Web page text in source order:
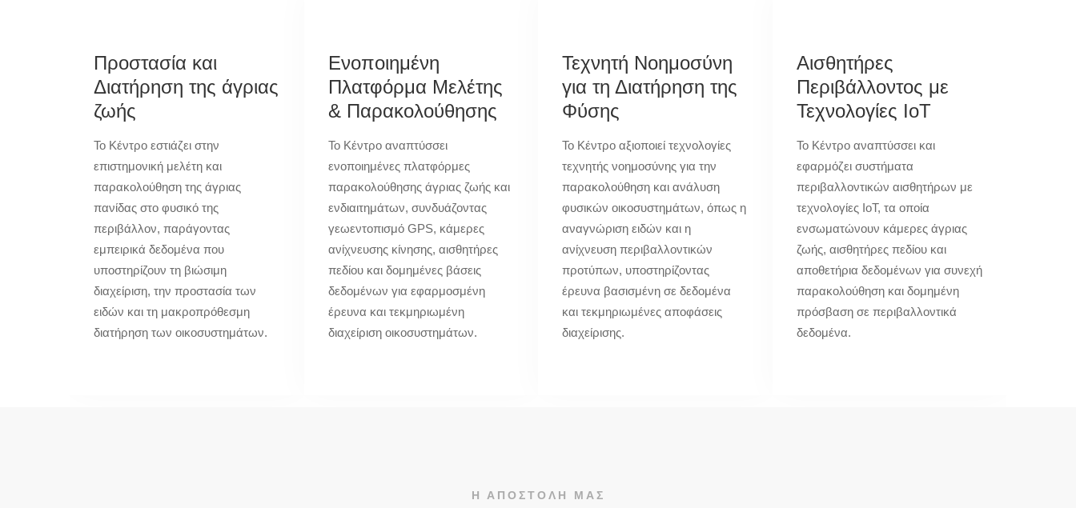
Προστασία και
Διατήρηση της άγριας
ζωής
Το Κέντρο εστιάζει στην
επιστημονική μελέτη και
παρακολούθηση της άγριας
πανίδας στο φυσικό της
περιβάλλον, παράγοντας
εμπειρικά δεδομένα που
υποστηρίζουν τη βιώσιμη
διαχείριση, την προστασία των
ειδών και τη μακροπρόθεσμη
διατήρηση των οικοσυστημάτων.
Ενοποιημένη
Πλατφόρμα Μελέτης
& Παρακολούθησης
Το Κέντρο αναπτύσσει
ενοποιημένες πλατφόρμες
παρακολούθησης άγριας ζωής και
ενδιαιτημάτων, συνδυάζοντας
γεωεντοπισμό GPS, κάμερες
ανίχνευσης κίνησης, αισθητήρες
πεδίου και δομημένες βάσεις
δεδομένων για εφαρμοσμένη
έρευνα και τεκμηριωμένη
διαχείριση οικοσυστημάτων.
Τεχνητή Νοημοσύνη
για τη Διατήρηση της
Φύσης
Το Κέντρο αξιοποιεί τεχνολογίες
τεχνητής νοημοσύνης για την
παρακολούθηση και ανάλυση
φυσικών οικοσυστημάτων, όπως η
αναγνώριση ειδών και η
ανίχνευση περιβαλλοντικών
προτύπων, υποστηρίζοντας
έρευνα βασισμένη σε δεδομένα
και τεκμηριωμένες αποφάσεις
διαχείρισης.
Αισθητήρες
Περιβάλλοντος με
Τεχνολογίες IoT
Το Κέντρο αναπτύσσει και
εφαρμόζει συστήματα
περιβαλλοντικών αισθητήρων με
τεχνολογίες IoT, τα οποία
ενσωματώνουν κάμερες άγριας
ζωής, αισθητήρες πεδίου και
αποθετήρια δεδομένων για συνεχή
παρακολούθηση και δομημένη
πρόσβαση σε περιβαλλοντικά
δεδομένα.
Η ΑΠΟΣΤΟΛΗ ΜΑΣ